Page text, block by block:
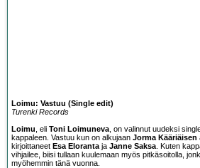
Loimu: Vastuu (Single edit)
Turenki Records
Loimu , eli Toni Loimuneva , on valinnut uudeksi
kappaleen. Vastuu kun on alkujaan Jorma Kääriäisen
kirjoittaneet Esa Eloranta ja Janne Saksa . Kuten
vihjailee, biisi tullaan kuulemaan myös pitkäsoitolla,
myöhemmin tänä vuonna.